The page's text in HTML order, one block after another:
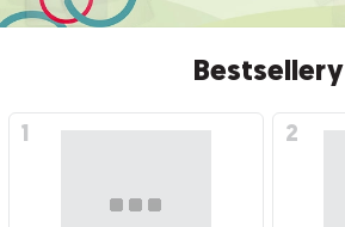
Bestsellery